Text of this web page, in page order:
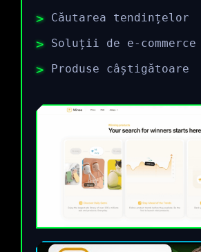
Căutarea tendințelor
Soluții de e-commerce
Produse câștigătoare